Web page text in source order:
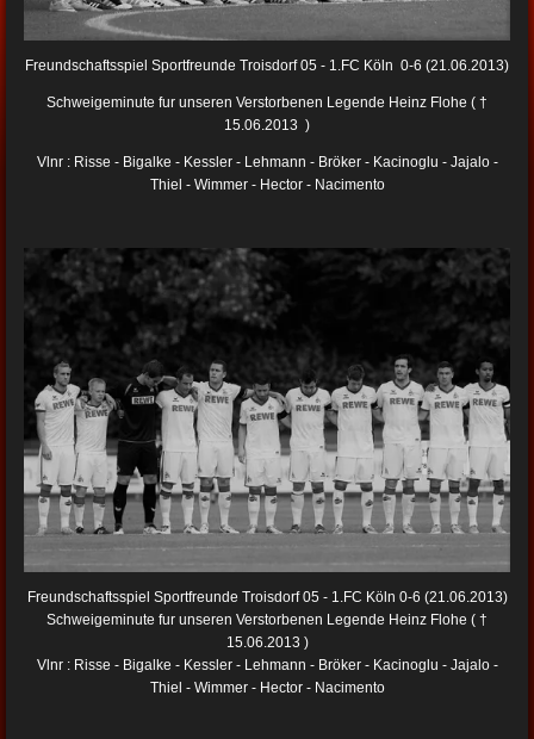
Freundschaftsspiel Sportfreunde Troisdorf 05 - 1.FC Köln 0-6 (21.06.2013)
Schweigeminute fur unseren Verstorbenen Legende Heinz Flohe ( †
15.06.2013 )
Vlnr : Risse - Bigalke - Kessler - Lehmann - Bröker - Kacinoglu - Jajalo -
Thiel - Wimmer - Hector - Nacimento
Freundschaftsspiel Sportfreunde Troisdorf 05 - 1.FC Köln 0-6 (21.06.2013)
Schweigeminute fur unseren Verstorbenen Legende Heinz Flohe ( †
15.06.2013 )
Vlnr : Risse - Bigalke - Kessler - Lehmann - Bröker - Kacinoglu - Jajalo -
Thiel - Wimmer - Hector - Nacimento